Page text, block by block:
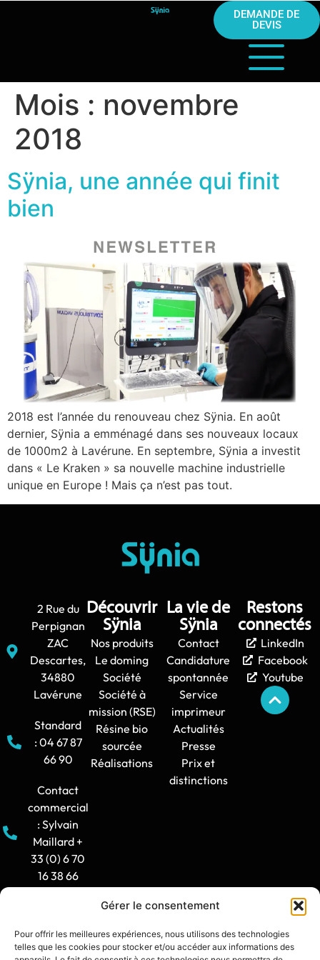
Gérer le consentement
Pour offrir les meilleures expériences, nous utilisons des technologies
telles que les cookies pour stocker et/ou accéder aux informations des
DEMANDE DE
DEVIS
Mois : novembre
2018
Sÿnia, une année qui finit
bien
2018 est l’année du renouveau chez Sÿnia. En août
dernier, Sÿnia a emménagé dans ses nouveaux locaux
de 1000m2 à Lavérune. En septembre, Sÿnia a investit
dans « Le Kraken » sa nouvelle machine industrielle
unique en Europe ! Mais ça n’est pas tout.
2 Rue du
Perpignan
ZAC
Descartes,
34880
Lavérune
Standard
: 04 67 87
66 90
Contact
commercial
: Sylvain
Maillard +
33 (0) 6 70
16 38 66
: 8h30-12h
Découvrir
Sÿnia
Nos produits
Le doming
Société
Société à
mission (RSE)
Résine bio
sourcée
Réalisations
La vie de
Sÿnia
Contact
Candidature
spontannée
Service
imprimeur
Actualités
Presse
Prix et
distinctions
Restons
connectés
LinkedIn
Facebook
Youtube